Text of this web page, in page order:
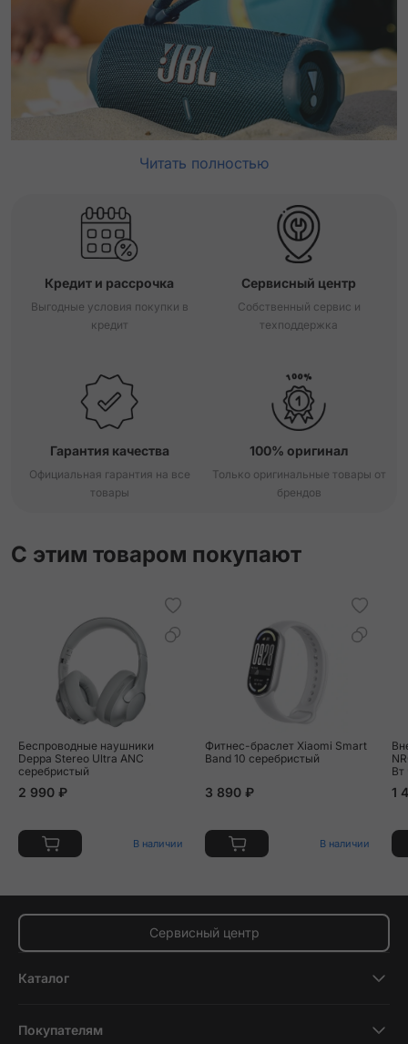
Читать полностью
Кредит и рассрочка
Выгодные условия покупки в
кредит
Сервисный центр
Собственный сервис и
техподдержка
Гарантия качества
Официальная гарантия на все
товары
100% оригинал
Только оригинальные товары от
брендов
С этим товаром покупают
Беспроводные наушники
Deppa Stereo Ultra ANC
серебристый
2 990 ₽
В наличии
Фитнес-браслет Xiaomi Smart
Band 10 серебристый
3 890 ₽
В наличии
Вт
1
Сервисный центр
Каталог
Планшеты
Покупателям